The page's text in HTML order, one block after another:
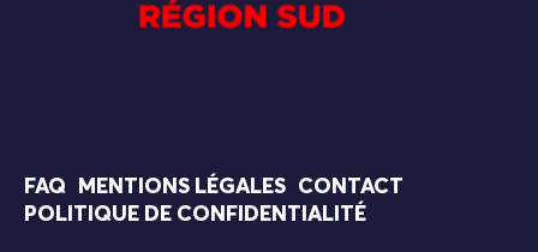
FAQ MENTIONS LÉGALES
CONTACT
POLITIQUE DE CONFIDENTIALITÉ